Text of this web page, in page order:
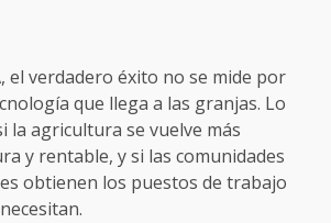
el verdadero éxito no se mide por
que llega a las granjas. Lo
la agricultura se vuelve más
y rentable, y si las comunidades
obtienen los puestos de trabajo